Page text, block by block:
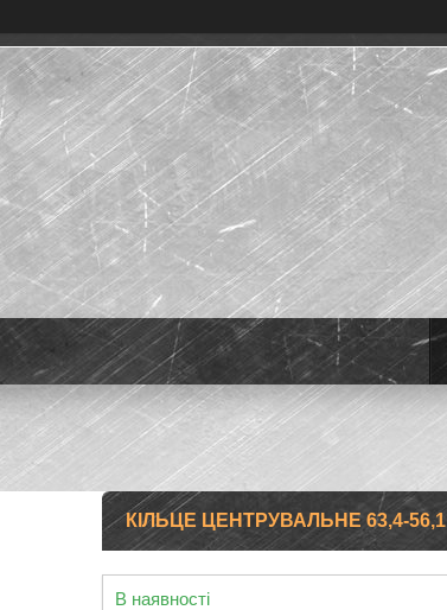
КІЛЬЦЕ ЦЕНТРУВАЛЬНЕ 63,4-56,1
В наявності